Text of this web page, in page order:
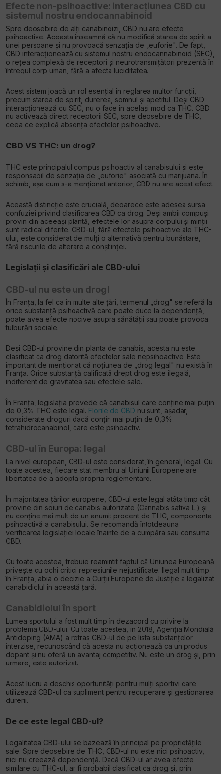
Efecte non-psihoactive: interacțiunea CBD cu
sistemul nostru endocannabinoid
Spre deosebire de alți canabinoizi, CBD nu are efecte
psihoactive. Aceasta înseamnă că nu modifică starea de spirit a
unei persoane și nu provoacă senzația de „euforie". De fapt,
CBD interacționează cu sistemul nostru endocannabinoid (SEC),
o rețea complexă de receptori și neurotransmițători prezentă în
întregul corp uman, fără a afecta luciditatea.
Acest sistem joacă un rol esențial în reglarea multor funcții,
precum starea de spirit, durerea, somnul și apetitul. Deși CBD
interacționează cu SEC, nu o face în același mod ca THC. CBD
nu activează direct receptorii SEC, spre deosebire de THC,
ceea ce explică absența efectelor psihoactive.
CBD VS THC: un drog?
THC este principalul compus psihoactiv al canabisului și este
responsabil de senzația de „euforie" asociată cu marijuana. În
schimb, așa cum s-a menționat anterior, CBD nu are acest efect.
Această distincție este crucială, deoarece este adesea sursa
confuziei privind clasificarea CBD ca drog. Deși ambii compuși
provin din aceeași plantă, efectele lor asupra corpului și minții
sunt radical diferite. CBD-ul, fără efectele psihoactive ale THC-
ului, este considerat de mulți o alternativă pentru bunăstare,
fără riscurile de alterare a conștiinței.
Legislații și clasificări ale CBD-ului
CBD-ul nu este un drog!
În Franța, la fel ca în multe alte țări, termenul „drog" se referă la
orice substanță psihoactivă care poate duce la dependență,
poate avea efecte nocive asupra sănătății sau poate provoca
tulburări sociale.
Deși CBD-ul provine din planta de canabis, acesta nu este
clasificat ca drog datorită efectelor sale nepsihoactive. Este
important de menționat că noțiunea de „drog legal" nu există în
Franța. Orice substanță calificată drept drog este ilegală,
indiferent de gravitatea sau efectele sale.
În Franța, legislația prevede că canabisul care conține mai puțin
de 0,3% THC este legal. Florile de CBD nu sunt, așadar,
considerate droguri dacă conțin mai puțin de 0,3%
tetrahidrocanabinol, care este psihoactiv.
CBD-ul în Europa: legal
La nivel european, CBD-ul este considerat, în general, legal. Cu
toate acestea, fiecare stat membru al Uniunii Europene are
libertatea de a adopta propria reglementare.
În majoritatea țărilor europene, CBD-ul este legal atâta timp cât
provine din soiuri de canabis autorizate (Cannabis sativa L.) și
nu conține mai mult de un anumit procent de THC, componenta
psihoactivă a canabisului. Se recomandă întotdeauna
verificarea legislației locale înainte de a cumpăra sau consuma
CBD.
Cu toate acestea, trebuie reamintit faptul că Uniunea Europeană
privește cu ochi critici represiunile nejustificate. Ilegal mult timp
în Franța, abia o decizie a Curții Europene de Justiție a legalizat
canabidiolul în această țară.
Canabidiolul în sport
Lumea sportului a fost mult timp în dezacord cu privire la
problema CBD-ului. Cu toate acestea, în 2018, Agenția Mondială
Antidoping (AMA) a retras CBD-ul de pe lista substanțelor
interzise, recunoscând că acesta nu acționează ca un produs
dopant și nu oferă un avantaj competitiv. Nu este un drog și, prin
urmare, este autorizat.
Acest lucru a deschis oportunități pentru mulți sportivi care
utilizează CBD-ul ca supliment pentru recuperare și gestionarea
durerii.
De ce este legal CBD-ul?
Legalitatea CBD-ului se bazează în principal pe proprietățile
sale. Spre deosebire de THC, CBD-ul nu este nici psihoactiv,
nici nu creează dependență. Dacă CBD-ul ar avea efecte
similare cu THC-ul, ar fi probabil clasificat ca drog și, prin